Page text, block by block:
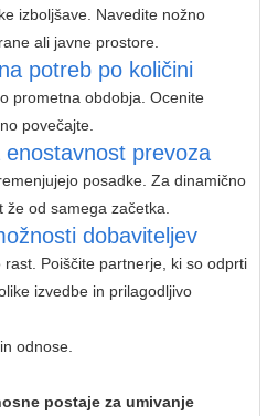
izboljšave. Navedite nožno
ali javne prostore.
potreb po količini
​​prometna obdobja. Ocenite
povečajte.
prevoza
posadke. Za dinamično
od samega začetka.
dobaviteljev
Poiščite partnerje, ki so odprti
izvedbe in prilagodljivo
odnose.
postaje za umivanje